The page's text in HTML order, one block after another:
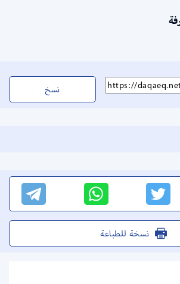
نسخ
نسخة للطباعة